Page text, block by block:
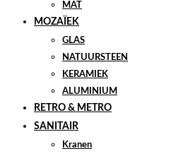
MAT
MOZAÏEK
GLAS
NATUURSTEEN
KERAMIEK
ALUMINIUM
RETRO & METRO
SANITAIR
Kranen